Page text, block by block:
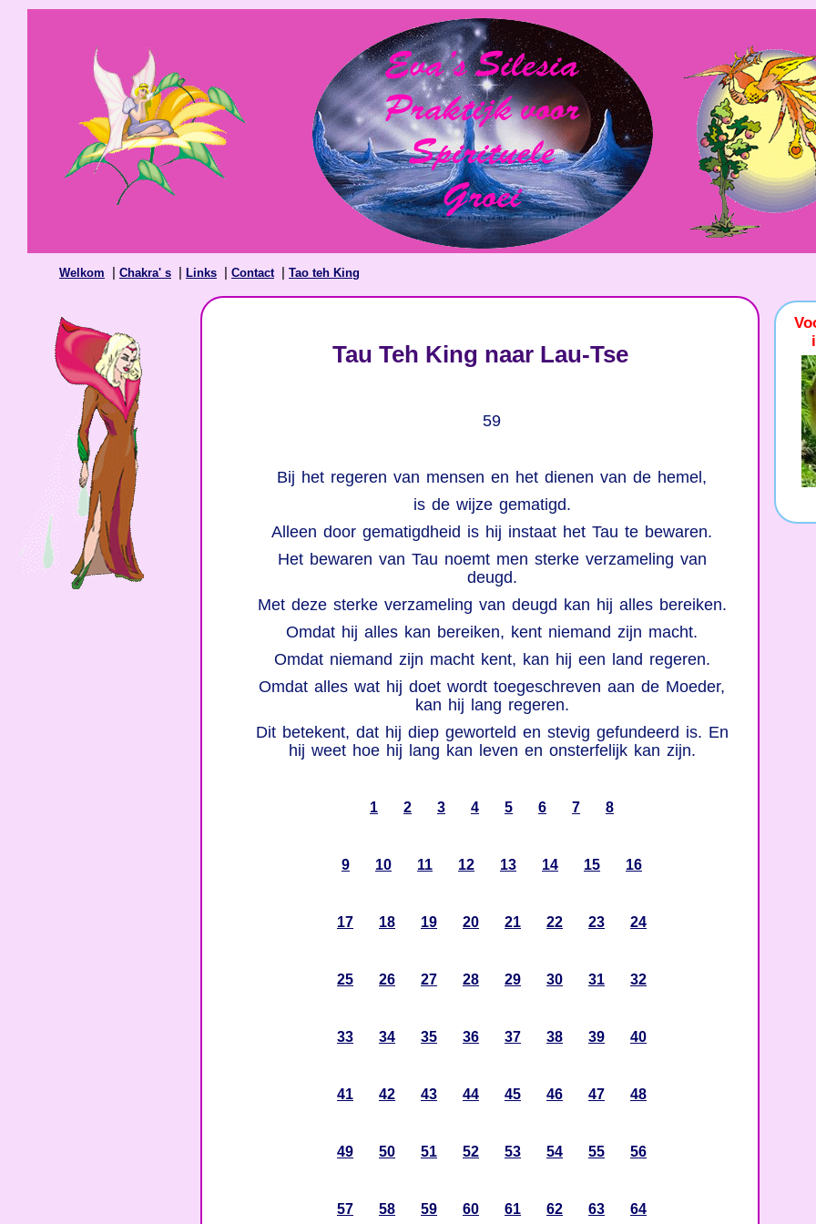
Welkom Chakra' s Links Contact| Tao teh King
Tau Teh King naar Lau-Tse
59
Bij het regeren van mensen en het dienen van de hemel,
is de wijze gematigd.
Alleen door gematigdheid is hij instaat het Tau te bewaren.
Het bewaren van Tau noemt men sterke verzameling van
deugd.
Met deze sterke verzameling van deugd kan hij alles bereiken.
Omdat hij alles kan bereiken, kent niemand zijn macht.
Omdat niemand zijn macht kent, kan hij een land regeren.
Omdat alles wat hij doet wordt toegeschreven aan de Moeder,
kan hij lang regeren.
Dit betekent, dat hij diep geworteld en stevig gefundeerd is. En
hij weet hoe hij lang kan leven en onsterfelijk kan zijn.
1 2 3 4 5 6 7 8
9 10 11 12 13 14 15 16
17 18 19 20 21 22 23 24
25 26 27 28 29 30 31 32
33 34 35 36 37 38 39 40
41 42 43 44 45 46 47 48
49 50 51 52 53 54 55 56
57 58 59 60 61 62 63 64